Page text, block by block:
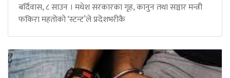
बर्दिवास, ८ साउन । मधेश सरकारका गृह, कानुन तथा सञ्चार मन्त्री
फकिरा महतोको ‘स्टन्ट’ले प्रदेशभरीकै